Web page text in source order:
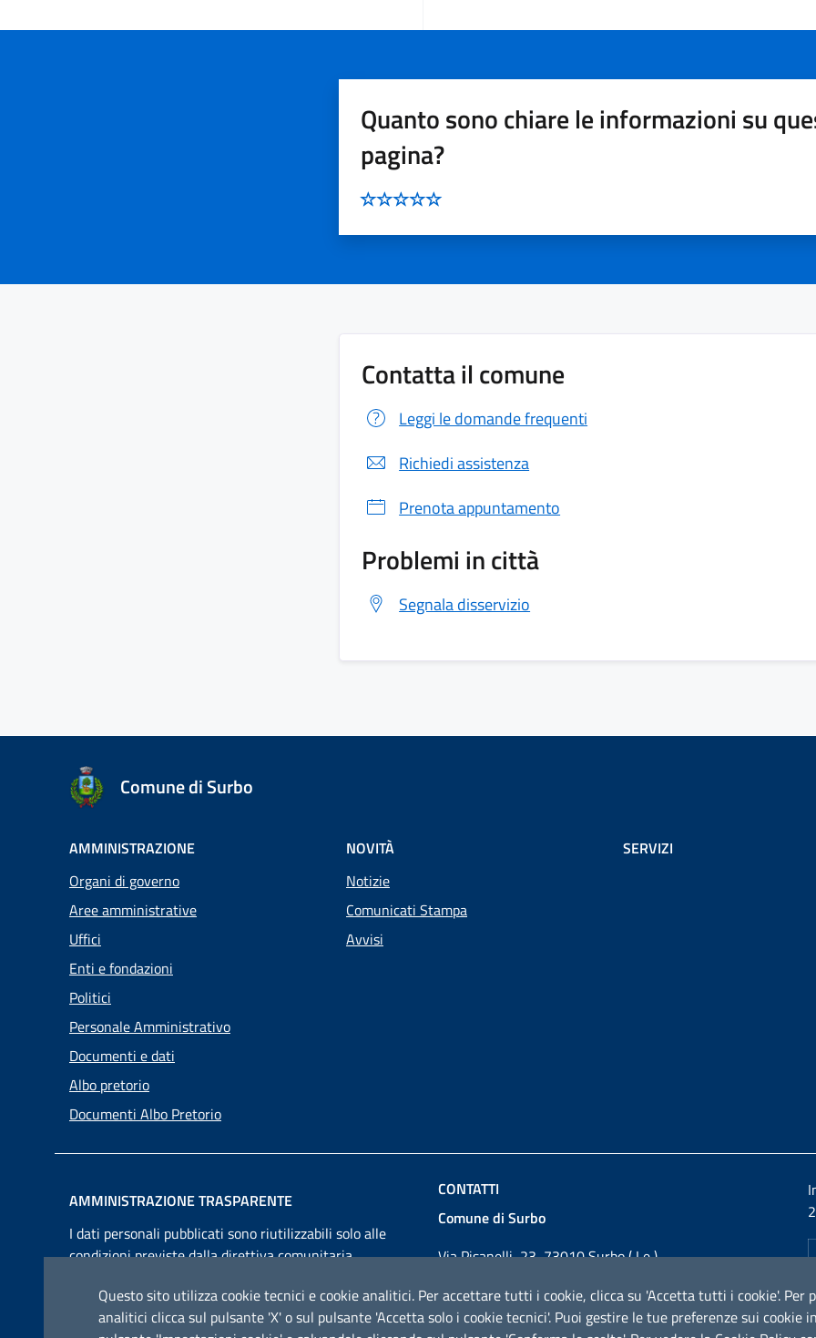
Questo sito utilizza cookie tecnici e cookie analitici. Per accettare tutti i cookie, clicca su 'Accetta tutti i cookie'. Per
analitici clicca sul pulsante 'X' o sul pulsante 'Accetta solo i cookie tecnici'. Puoi gestire le tue preferenze sui cookie
Quanto sono chiare le informazioni su
pagina?
Contatta il comune
Leggi le domande frequenti
Richiedi assistenza
Prenota appuntamento
Problemi in città
Segnala disservizio
Comune di Surbo
AMMINISTRAZIONE
Organi di governo
Aree amministrative
Uffici
Enti e fondazioni
Politici
Personale Amministrativo
Documenti e dati
Albo pretorio
Documenti Albo Pretorio
NOVITÀ
Notizie
Comunicati Stampa
Avvisi
SERVIZI
AMMINISTRAZIONE TRASPARENTE
I dati personali pubblicati sono riutilizzabili solo alle
condizioni previste dalla direttiva comunitaria
CONTATTI
Comune di Surbo
Via Pisanelli, 23, 73010 Surbo ( Le )
Telefono: 0832 360800
Fax: 0832 360821